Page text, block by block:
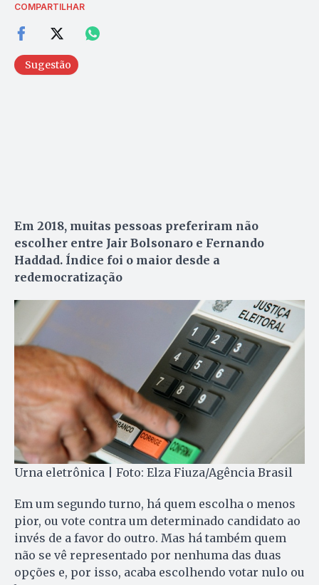
COMPARTILHAR
Sugestão
Em 2018, muitas pessoas preferiram não
escolher entre Jair Bolsonaro e Fernando
Haddad. Índice foi o maior desde a
redemocratização
Urna eletrônica | Foto: Elza Fiuza/Agência Brasil
Em um segundo turno, há quem escolha o menos
pior, ou vote contra um determinado candidato ao
invés de a favor do outro. Mas há também quem
não se vê representado por nenhuma das duas
opções e, por isso, acaba escolhendo votar nulo ou